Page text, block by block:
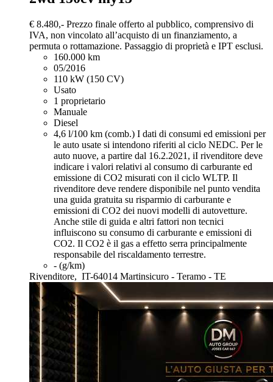
€ 8.480,- Prezzo finale offerto al pubblico, comprensivo di
IVA, non vincolato all’acquisto di un finanziamento, a
permuta o rottamazione. Passaggio di proprietà e IPT esclusi.
160.000 km
05/2016
110 kW (150 CV)
Usato
1 proprietario
Manuale
Diesel
4,6 l/100 km (comb.) I dati di consumi ed emissioni per
le auto usate si intendono riferiti al ciclo NEDC. Per le
auto nuove, a partire dal 16.2.2021, iI rivenditore deve
indicare i valori relativi al consumo di carburante ed
emissione di CO2 misurati con il ciclo WLTP. Il
rivenditore deve rendere disponibile nel punto vendita
una guida gratuita su risparmio di carburante e
emissioni di CO2 dei nuovi modelli di autovetture.
Anche stile di guida e altri fattori non tecnici
influiscono su consumo di carburante e emissioni di
CO2. Il CO2 è il gas a effetto serra principalmente
responsabile del riscaldamento terrestre.
- (g/km)
Rivenditore, IT-64014 Martinsicuro - Teramo - TE